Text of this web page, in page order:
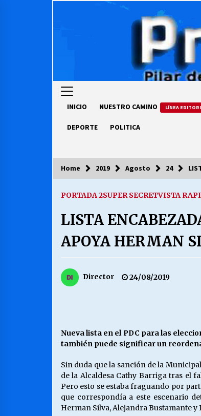
INICIO NUESTRO CAMINO LÍNEA
DEPORTE POLITICA
COLUMNISTA
luz… ¿Y cuándo van a
03/08/2026
13/07/2026
S.O.S. a los ricos, Save
30/04/2026
Home 2019 Agosto 24
PORTADA 2SUPER SECRETVISTA
LISTA
APOYA HERMAN
Director 24/08/2019
Nueva lista en el PDC para las
también puede significar un
Sin duda que la sanción de la
de la Alcaldesa Cathy Barriga tras el
Pero esto se estaba fraguando por
que correspondía a este escenario
Herman Silva, Alejandra Bustamante y